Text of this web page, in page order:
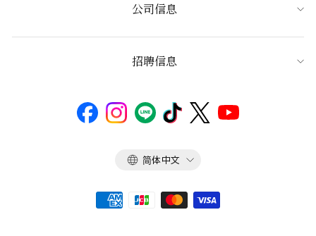
公司信息
招聘信息
语
简体中文